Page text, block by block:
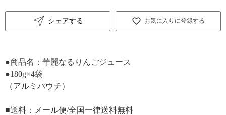
お気に入りに登録する
シェアする
●商品名：華麗なるりんごジュース
●180g×4袋
（アルミパウチ）
■送料：メール便/全国一律送料無料